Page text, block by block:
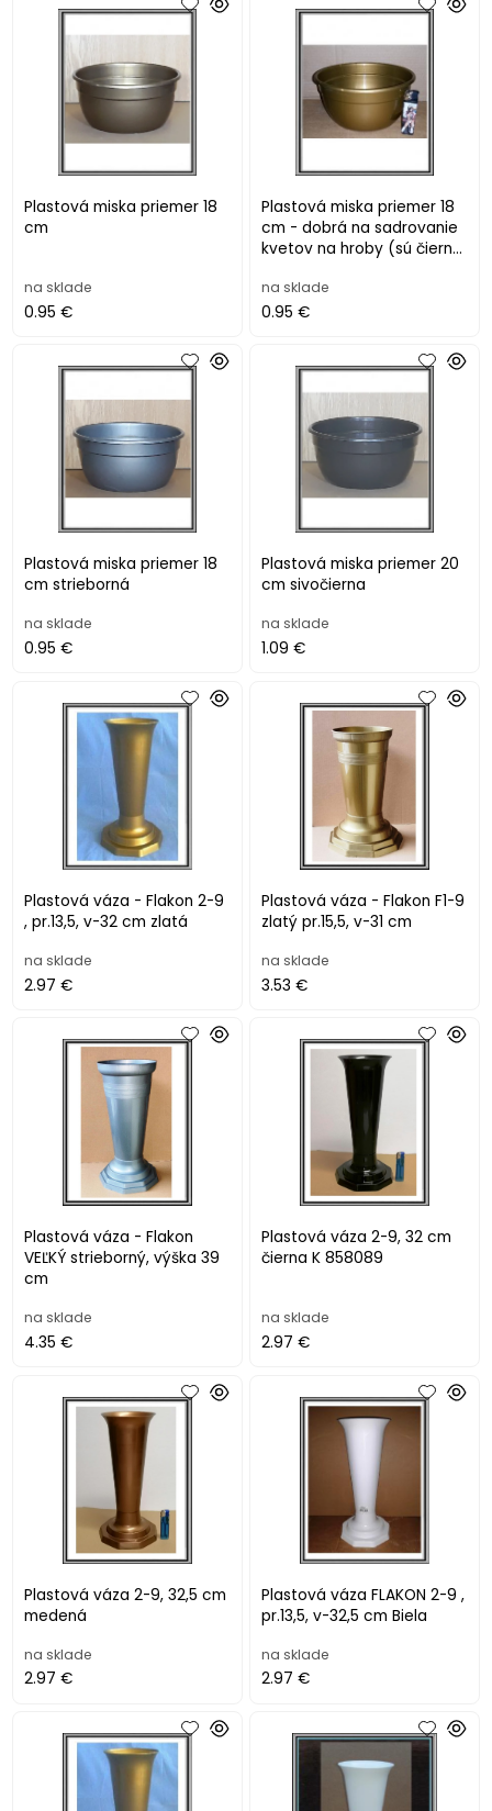
Plastová miska priemer 18
cm
na sklade
0.95 €
Plastová miska priemer 18
cm - dobrá na sadrovanie
kvetov na hroby (sú čierne,
na sklade
0.95 €
Plastová miska priemer 18
cm strieborná
na sklade
0.95 €
Plastová miska priemer 20
cm sivočierna
na sklade
1.09 €
Plastová váza - Flakon 2-9
, pr.13,5, v-32 cm zlatá
na sklade
2.97 €
Plastová váza - Flakon F1-9
zlatý pr.15,5, v-31 cm
na sklade
3.53 €
Plastová váza - Flakon
VEĽKÝ strieborný, výška 39
cm
na sklade
4.35 €
Plastová váza 2-9, 32 cm
čierna K 858089
na sklade
2.97 €
Plastová váza 2-9, 32,5 cm
medená
na sklade
2.97 €
Plastová váza FLAKON 2-9 ,
pr.13,5, v-32,5 cm Biela
na sklade
2.97 €